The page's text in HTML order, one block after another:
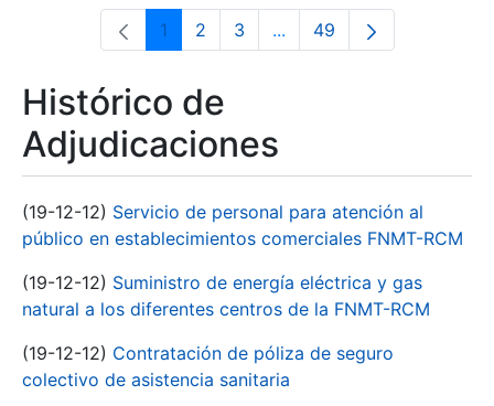
Página
1 Página
2 Página
3 ...Páginas intermedias Use
Página
49
Histórico de
Adjudicaciones
(19-12-12) Servicio de personal para atención al
público en establecimientos comerciales FNMT-RCM
(19-12-12) Suministro de energía eléctrica y gas
natural a los diferentes centros de la FNMT-RCM
(19-12-12) Contratación de póliza de seguro
colectivo de asistencia sanitaria